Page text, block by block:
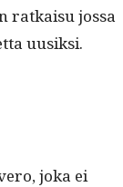
ratkaisu jos­sa
uusiksi.
joka ei